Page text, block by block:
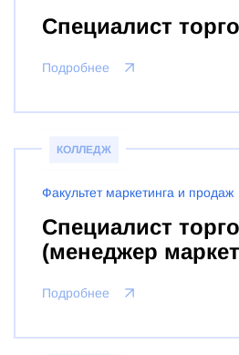
Специалист
Подробнее
КОЛЛЕДЖ
Факультет маркетинга и продаж
Специалист
(менеджер
Подробнее